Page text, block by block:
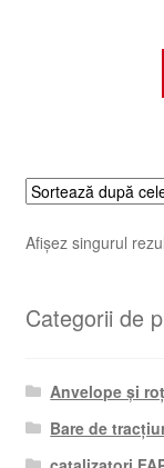
Afișez singurul
Categorii de
Anvelope și
Bare de